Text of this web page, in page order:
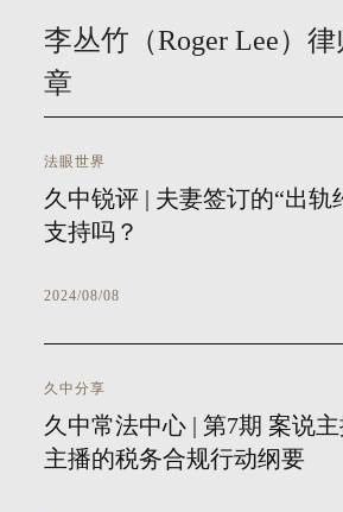
李丛竹（Roger Lee）
章
法眼世界
久中锐评 | 夫妻签订的“出轨
支持吗？
2024/08/08
久中分享
久中常法中心 | 第7期 案说
主播的税务合规行动纲要